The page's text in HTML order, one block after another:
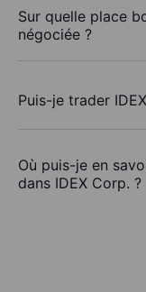
Sur quelle place
négociée ?
Puis-je trader
Où puis-je en
dans IDEX Corp. ?